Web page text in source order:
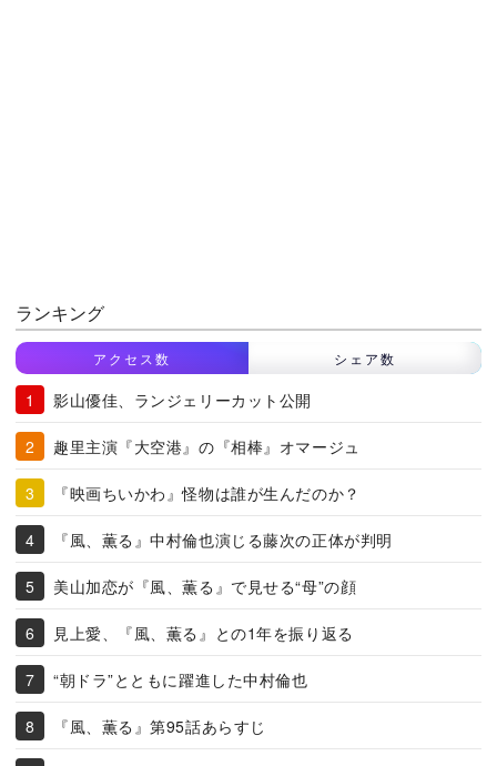
ランキング
アクセス数 シェア数
影山優佳、ランジェリーカット公開
趣里主演『大空港』の『相棒』オマージュ
『映画ちいかわ』怪物は誰が生んだのか？
『風、薫る』中村倫也演じる藤次の正体が判明
美山加恋が『風、薫る』で見せる“母”の顔
見上愛、『風、薫る』との1年を振り返る
“朝ドラ”とともに躍進した中村倫也
『風、薫る』第95話あらすじ